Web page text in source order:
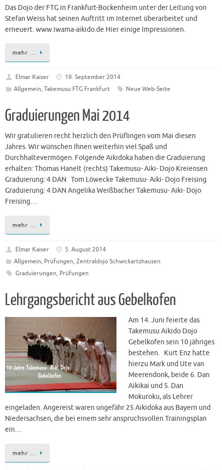
Das Dojo der FTG in Frankfurt-Bockenheim unter der Leitung von
Stefan Weiss hat seinen Auftritt im Internet überarbeitet und
erneuert. www.iwama-aikido.de Hier einige Impressionen.
mehr …
Elmar Kaiser
19. September 2014
Allgemein, Takemusu FTG Frankfurt Neue Web-Seite
Graduierungen Mai 2014
Wir gratulieren recht herzlich den Prüflingen vom Mai diesen
Jahres. Wir wünschen Ihnen weiterhin viel Spaß und
Durchhaltevermögen. Folgende Aikidoka haben die Graduierung
erhalten: Thomas Hanelt (rechts) Takemusu- Aiki- Dojo Kreiensen
Graduierung: 4 DAN Tom Löwecke Takemusu- Aiki- Dojo Freising
Graduierung: 4 DAN Angelika Weißbacher Takemusu- Aiki- Dojo
Freising…
mehr …
Elmar Kaiser
5. August 2014
Allgemein, Prüfungen, Zentraldojo Schwickartshausen
Graduierungen, Prüfungen
Lehrgangsbericht aus Gebelkofen
Am 14. Juni feierte das
Takemusu Aikido Dojo
Gebelkofen sein 10 jähriges
bestehen. Kurt Enz hatte
hierzu Mark und Ute van
Meerendonk, beide 6. Dan
Aikikai und 5. Dan
Mokuroku, als Lehrer
eingeladen. Angereist waren ungefähr 25 Aikidoka aus Bayern und
Niedersachsen, die bei einem sehr anspruchsvollen Trainingsplan
ein…
mehr …